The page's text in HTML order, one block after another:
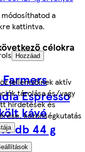
a
kattintva.
célokra
jellemzőinek aktív
tárolása és/vagy
hirdetések és
közönségkutatás
Hozzáad
Farmers
Espresso
kávé
db 44 g